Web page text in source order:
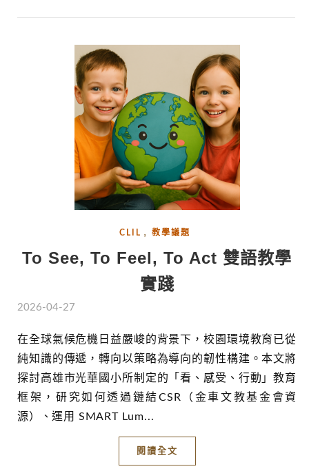
CLIL , 教學議題
To See, To Feel, To Act 雙語教學
實踐
2026-04-27
在全球氣候危機日益嚴峻的背景下，校園環境教育已從
純知識的傳遞，轉向以策略為導向的韌性構建。本文將
探討高雄市光華國小所制定的「看、感受、行動」教育
框架，研究如何透過鏈結CSR（金車文教基金會資
源）、運用 SMART Lum...
閱讀全文